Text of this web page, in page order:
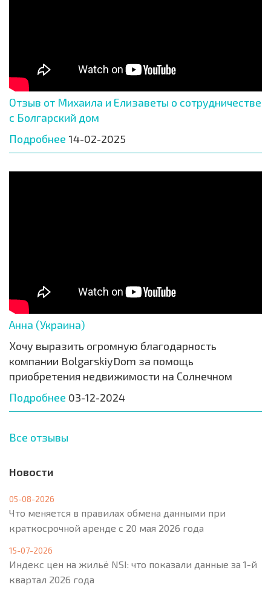
Отзыв от Михаила и Елизаветы о сотрудничестве
с Болгарский дом
Подробнее 14-02-2025
Анна (Украина)
Хочу выразить огромную благодарность
компании BolgarskiyDom за помощь
приобретения недвижимости на Солнечном
Подробнее 03-12-2024
Все отзывы
Новости
05-08-2026
Что меняется в правилах обмена данными при
краткосрочной аренде с 20 мая 2026 года
15-07-2026
Индекс цен на жильё NSI: что показали данные за 1-й
квартал 2026 года